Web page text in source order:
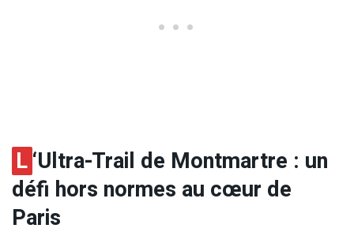
L‘Ultra-Trail de Montmartre : un
défi hors normes au cœur de
Paris